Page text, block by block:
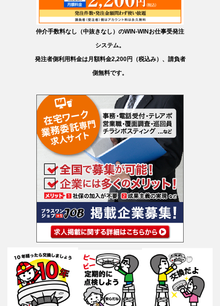
仲介手数料なし（中抜きなし）のWIN-WINお仕事受発注
システム。
発注者側利用料金は月額料金2,200円（税込み）、請負者
側無料です。